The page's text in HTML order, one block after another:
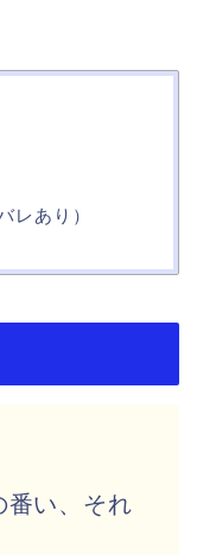
レあり）
番い、それ